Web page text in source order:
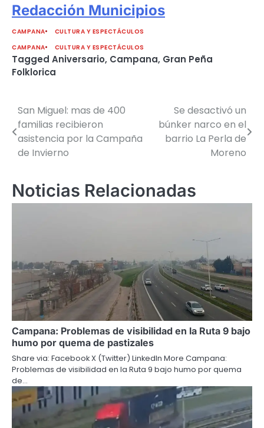
Redacción Municipios
CAMPANA
CULTURA Y ESPECTÁCULOS
CAMPANA
CULTURA Y ESPECTÁCULOS
Tagged Aniversario, Campana, Gran Peña
Folklorica
Navegación
de
entradas
San Miguel: mas de 400
familias recibieron
asistencia por la Campaña
de Invierno
Se desactivó un
búnker narco en el
barrio La Perla de
Moreno
Noticias Relacionadas
Campana: Problemas de visibilidad en la Ruta 9 bajo
humo por quema de pastizales
Share via: Facebook X (Twitter) LinkedIn More Campana:
Problemas de visibilidad en la Ruta 9 bajo humo por quema
de…